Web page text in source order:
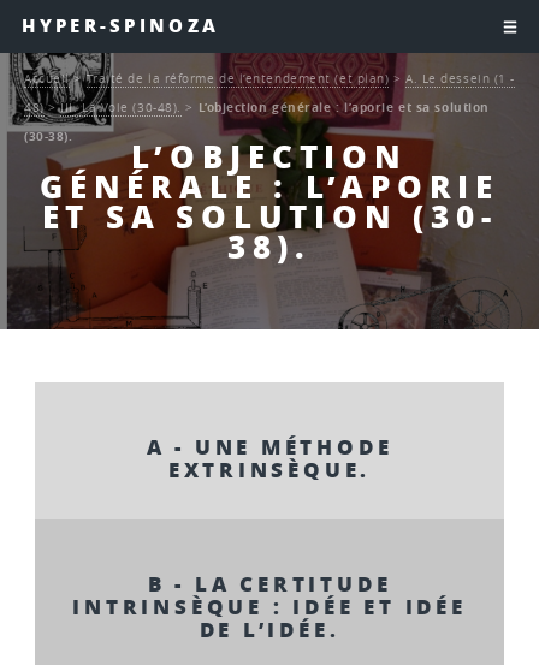
HYPER-SPINOZA
L’OBJECTION
GÉNÉRALE : L’APORIE
ET SA SOLUTION (30-
38).
Accueil>Traité de la réforme de l’entendement (et plan) >A. Le dessein (1 -
48)>III. La Voie (30-48). > L’objection générale : l’aporie et sa solution
(30-38).
A - UNE MÉTHODE
EXTRINSÈQUE.
B - LA CERTITUDE
INTRINSÈQUE : IDÉE ET IDÉE
DE L’IDÉE.